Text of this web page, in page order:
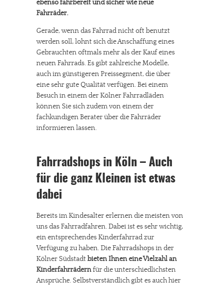
ebenso fahrbereit und sicher wie neue
Fahrräder.
Gerade, wenn das Fahrrad nicht oft benutzt
werden soll, lohnt sich die Anschaffung eines
Gebrauchten oftmals mehr als der Kauf eines
neuen Fahrrads. Es gibt zahlreiche Modelle,
auch im günstigeren Preissegment, die über
eine sehr gute Qualität verfügen. Bei einem
Besuch in einem der Kölner Fahrradläden
können Sie sich zudem von einem der
fachkundigen Berater über die Fahrräder
informieren lassen.
Fahrradshops in Köln – Auch
für die ganz Kleinen ist etwas
dabei
Bereits im Kindesalter erlernen die meisten von
uns das Fahrradfahren. Dabei ist es sehr wichtig,
ein entsprechendes Kinderfahrrad zur
Verfügung zu haben. Die Fahrradshops in der
Kölner Südstadtbieten Ihnen eine Vielzahl an
Kinderfahrrädernfür die unterschiedlichsten
Ansprüche. Selbstverständlich gibt es auch hier